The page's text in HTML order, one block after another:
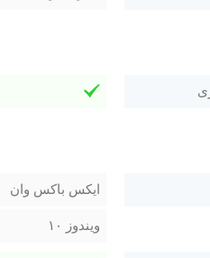
ایکس باکس وان
ویندوز ۱۰